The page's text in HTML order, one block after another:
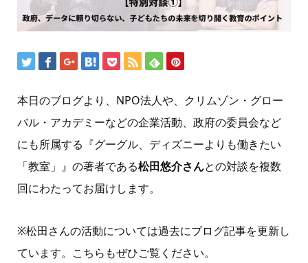
本日のブログより、NPO法人や、クリムゾン・グロー
バル・アカデミーなどの企業活動、政府の委員会など
にも所属する『グーグル、ディズニーよりも働きたい
「教室」』の著者である松田悠介さんとの対談を複数
回にわたってお届けします。
※松田さんの活動については過去にブログ記事を更新し
ています。こちらもぜひご覧ください。